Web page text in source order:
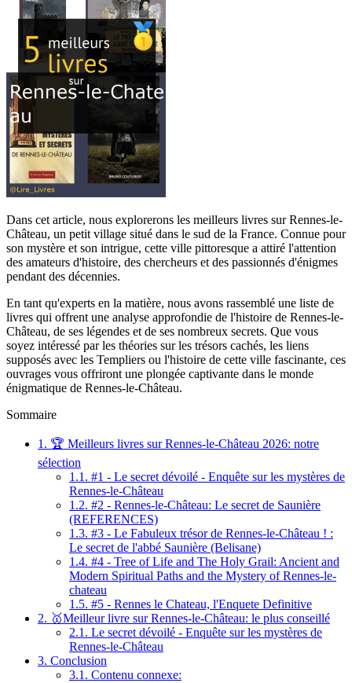
Dans cet article, nous explorerons les meilleurs livres sur Rennes-le-
Château, un petit village situé dans le sud de la France. Connue pour
son mystère et son intrigue, cette ville pittoresque a attiré l'attention
des amateurs d'histoire, des chercheurs et des passionnés d'énigmes
pendant des décennies.
En tant qu'experts en la matière, nous avons rassemblé une liste de
livres qui offrent une analyse approfondie de l'histoire de Rennes-le-
Château, de ses légendes et de ses nombreux secrets. Que vous
soyez intéressé par les théories sur les trésors cachés, les liens
supposés avec les Templiers ou l'histoire de cette ville fascinante, ces
ouvrages vous offriront une plongée captivante dans le monde
énigmatique de Rennes-le-Château.
Sommaire
1. 🏆 Meilleurs livres sur Rennes-le-Château 2026: notre
sélection
1.1. #1 - Le secret dévoilé - Enquête sur les mystères de
Rennes-le-Château
1.2. #2 - Rennes-le-Château: Le secret de Saunière
(REFERENCES)
1.3. #3 - Le Fabuleux trésor de Rennes-le-Château ! :
Le secret de l'abbé Saunière (Belisane)
1.4. #4 - Tree of Life and The Holy Grail: Ancient and
Modern Spiritual Paths and the Mystery of Rennes-le-
chateau
1.5. #5 - Rennes le Chateau, l'Enquete Definitive
2. 🥇Meilleur livre sur Rennes-le-Château: le plus conseillé
2.1. Le secret dévoilé - Enquête sur les mystères de
Rennes-le-Château
3. Conclusion
3.1. Contenu connexe: